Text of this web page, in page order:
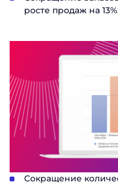
росте продаж на
Сокращение